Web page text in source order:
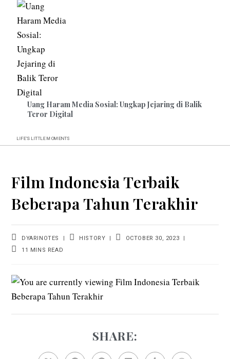
Uang Haram Media Sosial: Ungkap Jejaring di Balik
Teror Digital
LIFE’S LITTLE MOMENTS
Film Indonesia Terbaik
Beberapa Tahun Terakhir
POST
AUTHOR:
DYARINOTES
POSTHISTORY
POSTOCTOBER 30, 2023
READING
11 MINS READ
SHARE: